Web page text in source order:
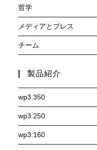
哲学
メディアとプレス
チーム
製品紹介
wp3.350
wp3.250
wp3.160